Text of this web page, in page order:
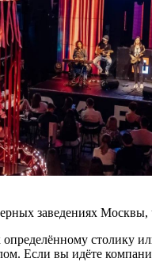
заведениях
столику
Если вы идёте